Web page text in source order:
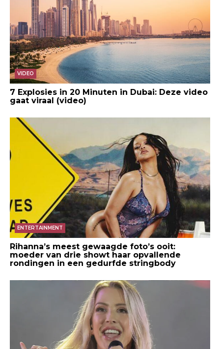
VIDEO
7 Explosies in 20 Minuten in Dubai: Deze video
gaat viraal (video)
ENTERTAINMENT
Rihanna’s meest gewaagde foto’s ooit:
moeder van drie showt haar opvallende
rondingen in een gedurfde stringbody